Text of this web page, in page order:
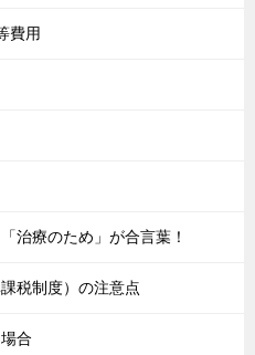
費用
治療のため」が合言葉！
税制度）の注意点
合